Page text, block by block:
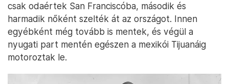
csak odaértek San Franciscóba, második és
harmadik nőként szelték át az országot. Innen
egyébként még tovább is mentek, és végül a
nyugati part mentén egészen a mexikói Tijuanáig
motoroztak le.